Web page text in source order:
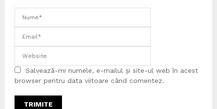
Salvează-mi numele, e-mailul și site-ul web în acest
browser pentru data viitoare când comentez.